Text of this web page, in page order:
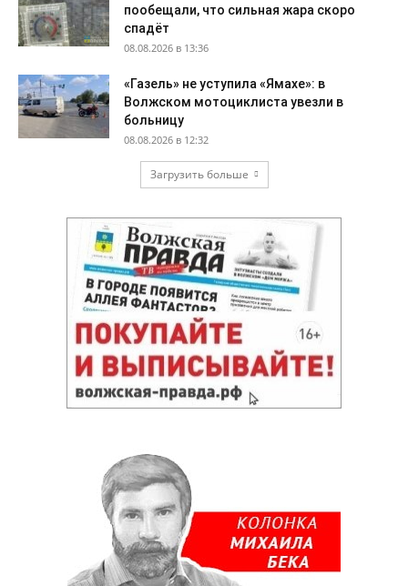
пообещали, что сильная жара скоро
спадёт
08.08.2026 в 13:36
«Газель» не уступила «Ямахе»: в
Волжском мотоциклиста увезли в
больницу
08.08.2026 в 12:32
Загрузить больше